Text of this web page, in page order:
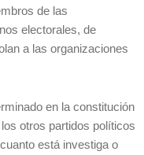
de las
electorales, de
a las organizaciones
en la constitución
otros partidos políticos
está investiga o